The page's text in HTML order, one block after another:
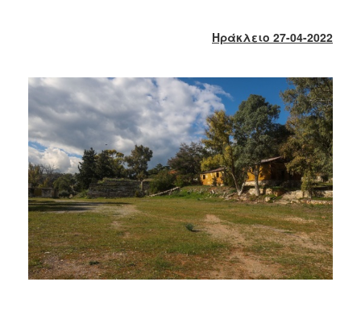
2015
2013
2012
2011
2010
2006
Ηράκλειο 27-04-2022